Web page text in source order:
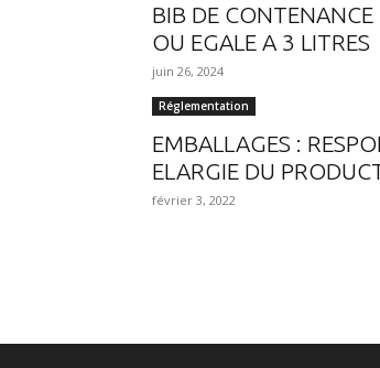
BIB DE CONTENANCE
OU EGALE A 3 LITRES
juin 26, 2024
Réglementation
EMBALLAGES :
ELARGIE DU
février 3, 2022